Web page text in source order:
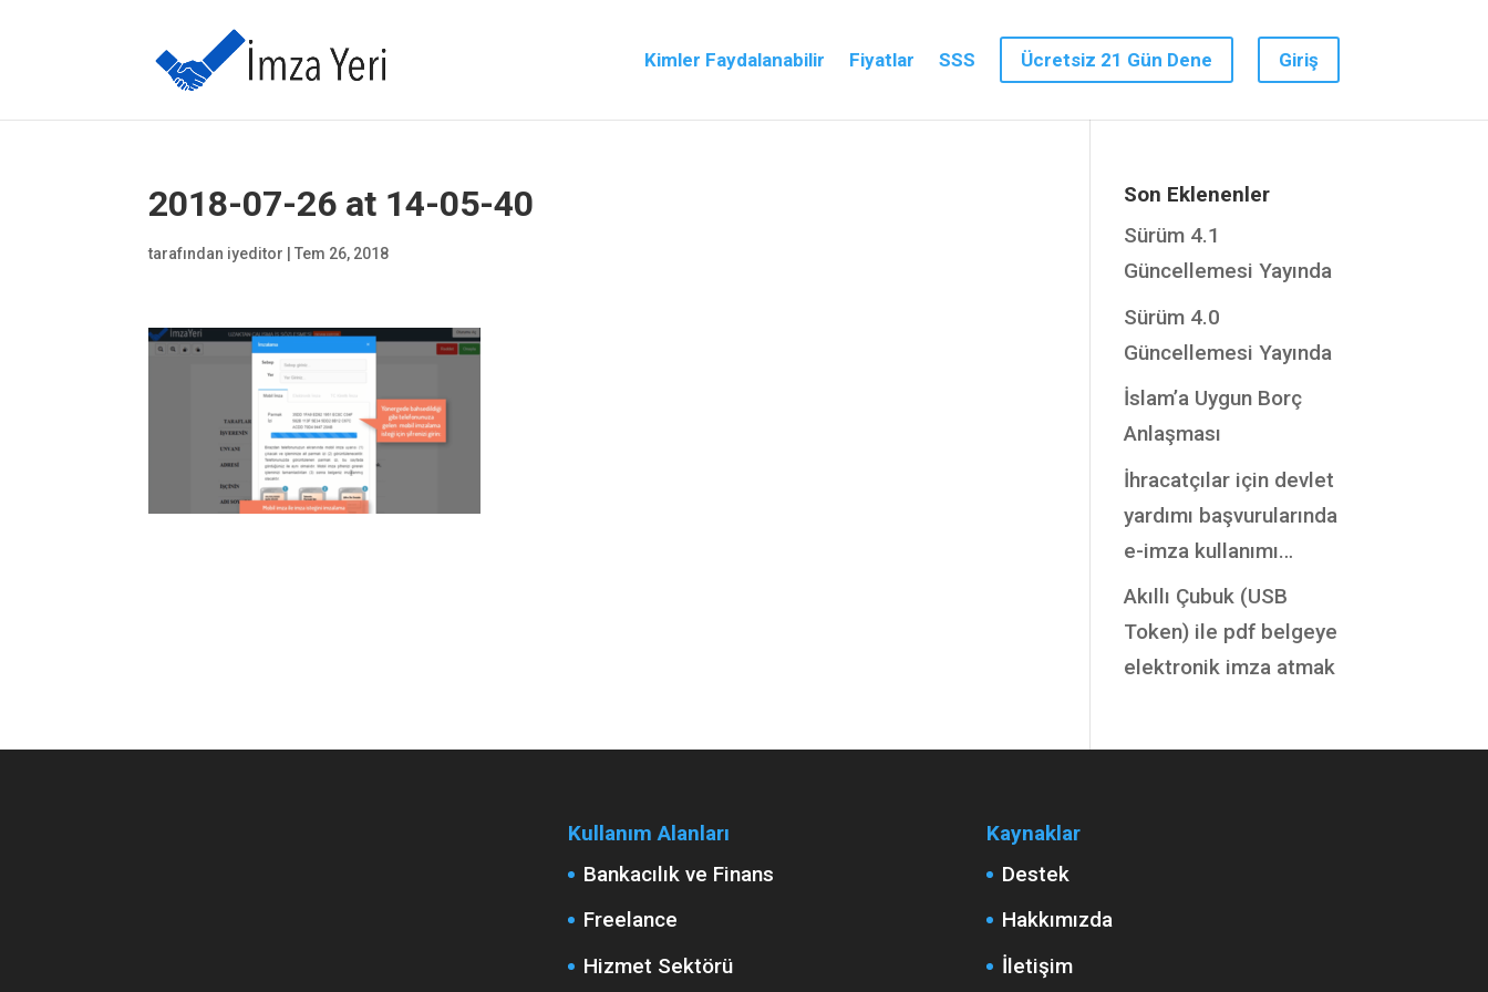
Kimler Faydalanabilir Fiyatlar SSS Ücretsiz 21 Gün Dene Giriş
2018-07-26 at 14-05-40
tarafından iyeditor |Tem 26, 2018
Son Eklenenler
Sürüm 4.1
Güncellemesi Yayında
Sürüm 4.0
Güncellemesi Yayında
İslam’a Uygun Borç
Anlaşması
İhracatçılar için devlet
yardımı başvurularında
e-imza kullanımı…
Akıllı Çubuk (USB
Token) ile pdf belgeye
elektronik imza atmak
Kullanım Alanları
Bankacılık ve Finans
Freelance
Hizmet Sektörü
Kaynaklar
Destek
Hakkımızda
İletişim